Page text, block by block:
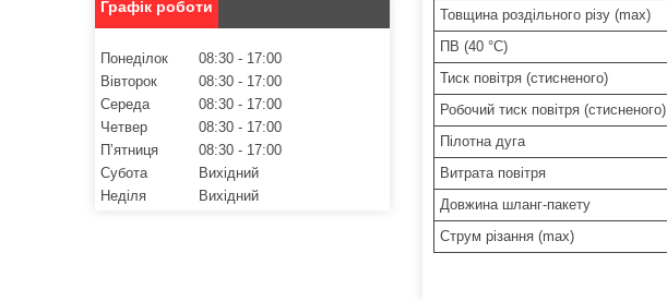
Товщина роздільного різу (max)
ПВ (40 °С)
Тиск повітря (стисненого)
Робочий тиск повітря (стисненого)
Пілотна дуга
Витрата повітря
Довжина шланг-пакету
Струм різання (max)
Графік роботи
Понеділок 08:30
17:00
Вівторок
08:30
17:00
Середа
08:30
17:00
Четвер
08:30
17:00
Пʼятниця
08:30
17:00
Субота
Вихідний
Неділя
Вихідний